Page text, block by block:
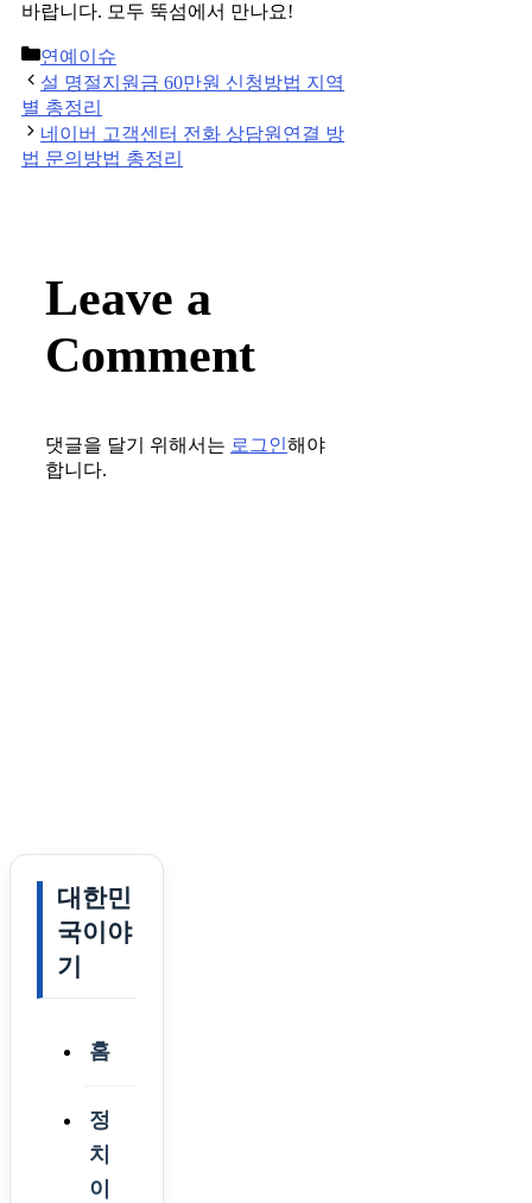
바랍니다. 모두 뚝섬에서 만나요!
Categories
연예이슈
Post
navigation
설 명절지원금 60만원 신청방법 지역
별 총정리
네이버 고객센터 전화 상담원연결 방
법 문의방법 총정리
Leave a
Comment
댓글을 달기 위해서는 로그인해야
합니다.
대한민
국이야
기
홈
정
치
이